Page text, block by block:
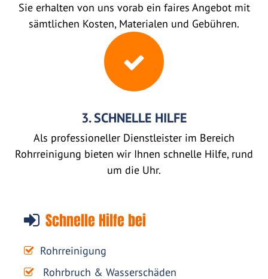
Sie erhalten von uns vorab ein faires Angebot mit
sämtlichen Kosten, Materialen und Gebühren.
3. SCHNELLE HILFE
Als professioneller Dienstleister im Bereich
Rohrreinigung bieten wir Ihnen schnelle Hilfe, rund
um die Uhr.
Schnelle Hilfe bei
Rohrreinigung
Rohrbruch & Wasserschäden